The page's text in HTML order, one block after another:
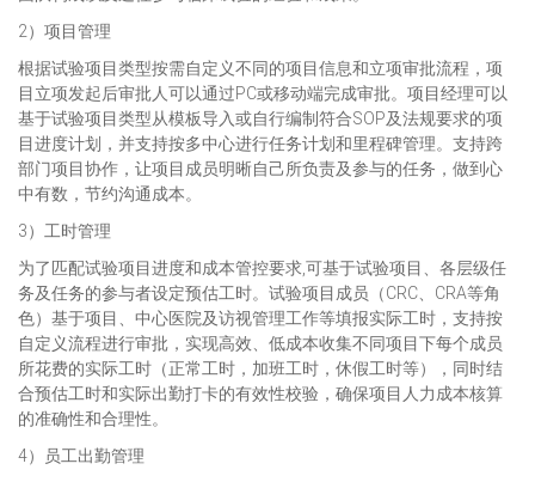
2）项目管理
根据试验项目类型按需自定义不同的项目信息和立项审批流程，项
目立项发起后审批人可以通过PC或移动端完成审批。项目经理可以
基于试验项目类型从模板导入或自行编制符合SOP及法规要求的项
目进度计划，并支持按多中心进行任务计划和里程碑管理。支持跨
部门项目协作，让项目成员明晰自己所负责及参与的任务，做到心
中有数，节约沟通成本。
3）工时管理
为了匹配试验项目进度和成本管控要求,可基于试验项目、各层级任
务及任务的参与者设定预估工时。试验项目成员（CRC、CRA等角
色）基于项目、中心医院及访视管理工作等填报实际工时，支持按
自定义流程进行审批，实现高效、低成本收集不同项目下每个成员
所花费的实际工时（正常工时，加班工时，休假工时等），同时结
合预估工时和实际出勤打卡的有效性校验，确保项目人力成本核算
的准确性和合理性。
4）员工出勤管理